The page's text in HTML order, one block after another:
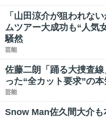
「山田涼介が狙われな
ムツアー大成功も“人気
騒然
芸能
佐藤二朗「踊る大捜査
った“全カット要求”の
芸能
Snow Man佐久間大介